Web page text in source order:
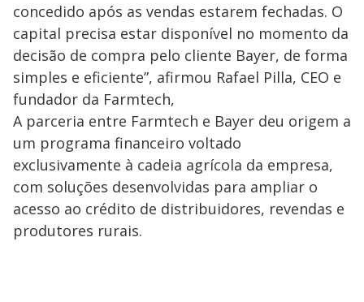
concedido após as vendas estarem fechadas. O
capital precisa estar disponível no momento da
decisão de compra pelo cliente Bayer, de forma
simples e eficiente”, afirmou Rafael Pilla, CEO e
fundador da Farmtech,
A parceria entre Farmtech e Bayer deu origem a
um programa financeiro voltado
exclusivamente à cadeia agrícola da empresa,
com soluções desenvolvidas para ampliar o
acesso ao crédito de distribuidores, revendas e
produtores rurais.